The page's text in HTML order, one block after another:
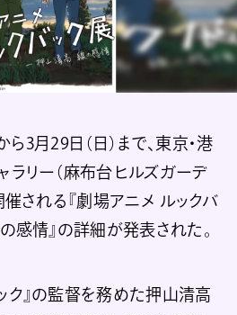
3月29日（日）まで、東京・港
ラリー（麻布台ヒルズガーデ
される『劇場アニメ ルックバ
感情』の詳細が発表された。
ク』の監督を務めた押山清高